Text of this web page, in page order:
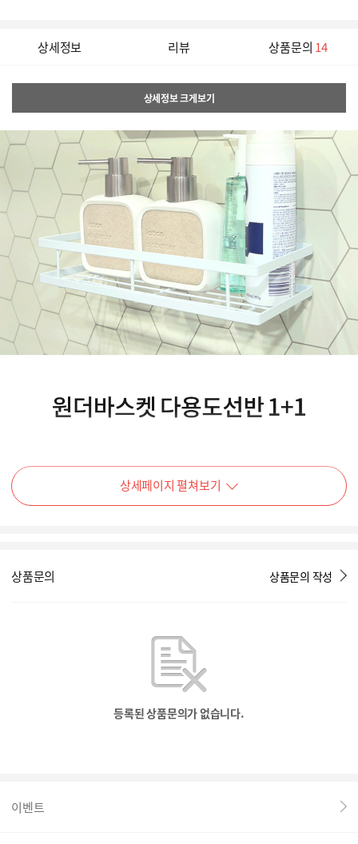
상세정보 리뷰 상품문의 14
상세정보 크게보기
상세페이지 펼쳐보기
상품문의 상품문의 작성
등록된 상품문의가 없습니다.
이벤트